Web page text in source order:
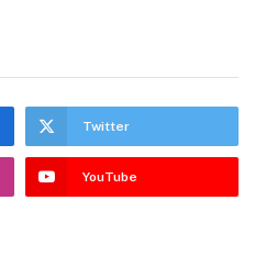
Twitter
YouTube